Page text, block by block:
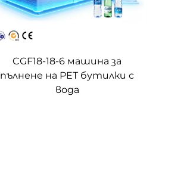
CGF18-18-6 машина за
пълнене на PET бутилки с
вода